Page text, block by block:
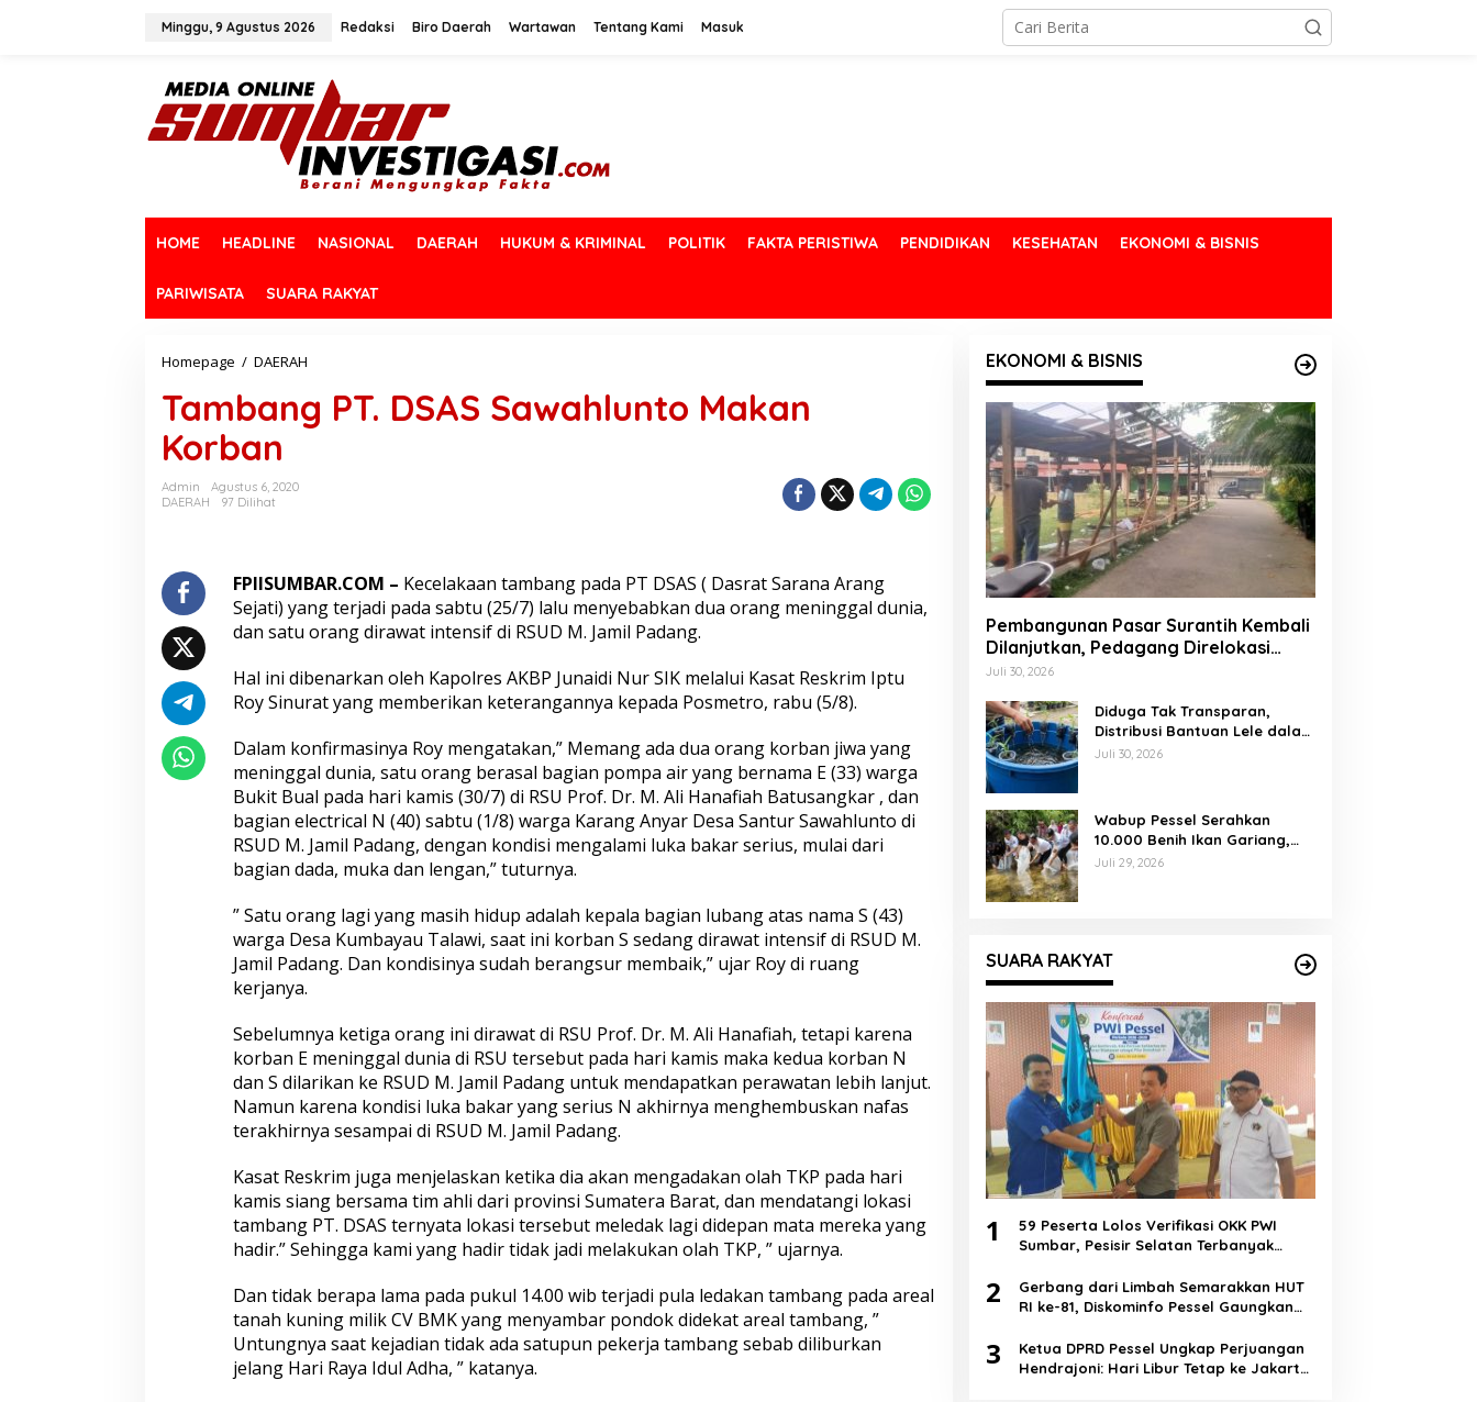
Minggu, 9 Agustus 2026 Redaksi Biro Daerah Wartawan Tentang Kami Masuk
HOME HEADLINE NASIONAL DAERAH HUKUM & KRIMINAL POLITIK FAKTA PERISTIWA PENDIDIKAN KESEHATAN EKONOMI & BISNIS
PARIWISATA SUARA RAKYAT
Homepage / DAERAH
m
b
S
S
S
w
a
u
n
t
o
M
a
k
n
K
r
n
Tambang PT. DSAS Sawahlunto Makan
Korban
Admin
Agustus 6, 2020
DAERAH
97 Dilihat
FPIISUMBAR.COM – Kecelakaan tambang pada PT DSAS ( Dasrat Sarana Arang
Sejati) yang terjadi pada sabtu (25/7) lalu menyebabkan dua orang meninggal dunia,
dan satu orang dirawat intensif di RSUD M. Jamil Padang.
Hal ini dibenarkan oleh Kapolres AKBP Junaidi Nur SIK melalui Kasat Reskrim Iptu
Roy Sinurat yang memberikan keterangannya kepada Posmetro, rabu (5/8).
Dalam konfirmasinya Roy mengatakan,” Memang ada dua orang korban jiwa yang
meninggal dunia, satu orang berasal bagian pompa air yang bernama E (33) warga
Bukit Bual pada hari kamis (30/7) di RSU Prof. Dr. M. Ali Hanafiah Batusangkar , dan
bagian electrical N (40) sabtu (1/8) warga Karang Anyar Desa Santur Sawahlunto di
RSUD M. Jamil Padang, dengan kondisi mengalami luka bakar serius, mulai dari
bagian dada, muka dan lengan,” tuturnya.
” Satu orang lagi yang masih hidup adalah kepala bagian lubang atas nama S (43)
warga Desa Kumbayau Talawi, saat ini korban S sedang dirawat intensif di RSUD M.
Jamil Padang. Dan kondisinya sudah berangsur membaik,” ujar Roy di ruang
kerjanya.
Sebelumnya ketiga orang ini dirawat di RSU Prof. Dr. M. Ali Hanafiah, tetapi karena
korban E meninggal dunia di RSU tersebut pada hari kamis maka kedua korban N
dan S dilarikan ke RSUD M. Jamil Padang untuk mendapatkan perawatan lebih lanjut.
Namun karena kondisi luka bakar yang serius N akhirnya menghembuskan nafas
terakhirnya sesampai di RSUD M. Jamil Padang.
Kasat Reskrim juga menjelaskan ketika dia akan mengadakan olah TKP pada hari
kamis siang bersama tim ahli dari provinsi Sumatera Barat, dan mendatangi lokasi
tambang PT. DSAS ternyata lokasi tersebut meledak lagi didepan mata mereka yang
hadir.” Sehingga kami yang hadir tidak jadi melakukan olah TKP, ” ujarnya.
Dan tidak berapa lama pada pukul 14.00 wib terjadi pula ledakan tambang pada areal
tanah kuning milik CV BMK yang menyambar pondok didekat areal tambang, ”
Untungnya saat kejadian tidak ada satupun pekerja tambang sebab diliburkan
jelang Hari Raya Idul Adha, ” katanya.
EKONOMI & BISNIS
Pembangunan Pasar Surantih Kembali
Dilanjutkan, Pedagang Direlokasi
Sementara ke Lapangan Gadih
Juli 30, 2026
Diduga Tak Transparan,
Distribusi Bantuan Lele dalam
Ember di Koto Taratak Sutera
Juli 30, 2026
Wabup Pessel Serahkan
10.000 Benih Ikan Gariang,
Perkuat Restocking Sungai
Juli 29, 2026
SUARA RAKYAT
1
59 Peserta Lolos Verifikasi OKK PWI
Sumbar, Pesisir Selatan Terbanyak
2
Gerbang dari Limbah Semarakkan HUT
RI ke-81, Diskominfo Pessel Gaungkan
3
Ketua DPRD Pessel Ungkap Perjuangan
Hendrajoni: Hari Libur Tetap ke Jakarta